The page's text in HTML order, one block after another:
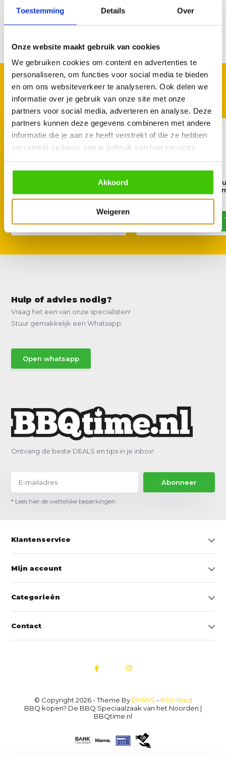
Toestemming Details Over
Onze website maakt gebruik van cookies
We gebruiken cookies om content en advertenties te
personaliseren, om functies voor social media te bieden
en om ons websiteverkeer te analyseren. Ook delen we
informatie over je gebruik van onze site met onze
partners voor social media, adverteren en analyse. Deze
partners kunnen deze gegevens combineren met andere
informatie die je aan ze heeft verstrekt of die ze hebben
verzameld op basis van je gebruik van hun services.
Akkoord
Weigeren
Reviews
Delen
Met deze accessoires
Stubb's Sweet Heat BBQ
Stubb's Hickory
Smoke Sauce 148
Hulp of advies nodig?
Vraag het een van onze specialisten!
Stuur gemakkelijk een Whatsapp.
Open whatsapp
Ontvang de beste DEALS en tips in je inbox!
Abonneer
* Lees hier de wettelijke beperkingen
Klantenservice
Mijn account
Categorieën
Contact
© Copyright 2026 - Theme By DMWS - RSS-feed
BBQ kopen? De BBQ Speciaalzaak van het Noorden |
BBQtime.nl